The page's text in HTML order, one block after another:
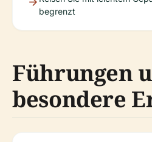
begrenzt
Führungen
besondere